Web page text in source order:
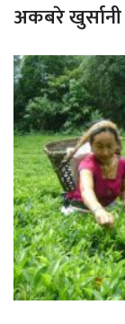
अकबरे खुर्सानी